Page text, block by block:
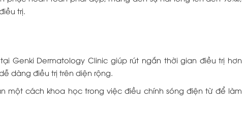
trị.
Genki Dermatology Clinic giúp rút ngắn thời gian điều trị hơn
dàng điều trị trên diện rộng.
một cách khoa học trong việc điều chính sóng điện từ để làm